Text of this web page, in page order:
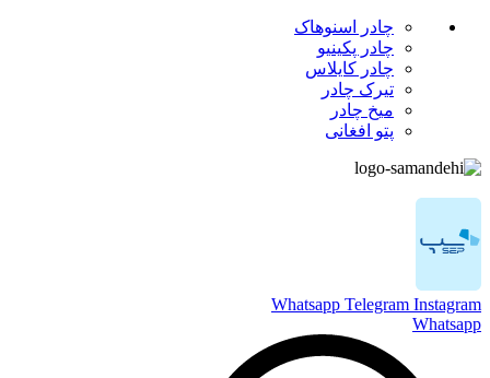
چادر اسنوهاک
چادر پکینیو
چادر کایلاس
تیرک چادر
میخ چادر
پتو افغانی
Whatsapp Telegram Instagram
Whatsapp